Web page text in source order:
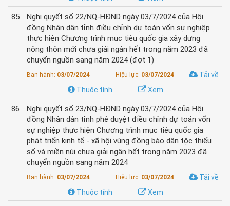
85
Nghị quyết số 22/NQ-HĐND ngày 03/7/2024 của Hội
đồng Nhân dân tỉnh điều chỉnh dự toán vốn sự nghiệp
thực hiện Chương trình mục tiêu quốc gia xây dựng
nông thôn mới chưa giải ngân hết trong năm 2023 đã
chuyển nguồn sang năm 2024 (đợt 1)
Ban hành: 03/07/2024 Hiệu lực: 03/07/2024
Tải về
Xem
Thuộc tính
86
Nghị quyết số 23/NQ-HĐND ngày 03/7/2024 của Hội
đồng Nhân dân tỉnh phê duyệt điều chỉnh dự toán vốn
sự nghiệp thực hiện Chương trình mục tiêu quốc gia
phát triển kinh tế - xã hội vùng đồng bào dân tộc thiểu
số và miền núi chưa giải ngân hết trong năm 2023 đã
chuyển nguồn sang năm 2024
Ban hành: 03/07/2024 Hiệu lực: 03/07/2024
Tải về
Xem
Thuộc tính